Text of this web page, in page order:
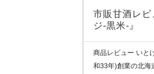
市販甘酒レ
ジ-黒米-』
商品レビュー いと
和33年)創業の北海